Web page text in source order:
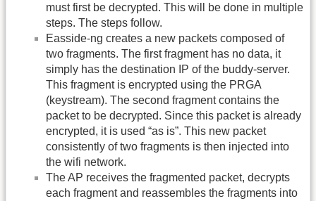
must first be decrypted. This will be done in multiple
steps. The steps follow.
Easside-ng creates a new packets composed of
two fragments. The first fragment has no data, it
simply has the destination IP of the buddy-server.
This fragment is encrypted using the PRGA
(keystream). The second fragment contains the
packet to be decrypted. Since this packet is already
encrypted, it is used “as is”. This new packet
consistently of two fragments is then injected into
the wifi network.
The AP receives the fragmented packet, decrypts
each fragment and reassembles the fragments into